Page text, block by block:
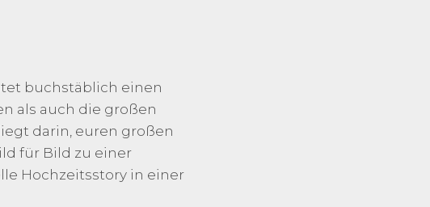
buchstäblich einen
als auch die großen
darin, euren großen
für Bild zu einer
Hochzeitsstory in einer